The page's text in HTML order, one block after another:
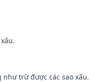
trừ được các sao xấu.